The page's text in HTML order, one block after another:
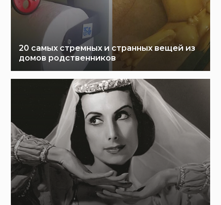
20 самых стремных и странных вещей из
домов родственников